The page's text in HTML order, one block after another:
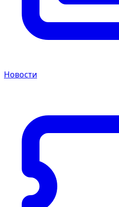
Новости